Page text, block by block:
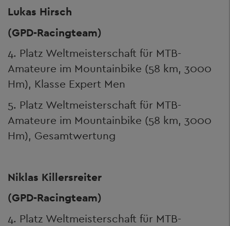
Lukas Hirsch
(GPD-Racingteam)
4. Platz Weltmeisterschaft für MTB-
Amateure im Mountainbike (58 km, 3000
Hm), Klasse Expert Men
5. Platz Weltmeisterschaft für MTB-
Amateure im Mountainbike (58 km, 3000
Hm), Gesamtwertung
Niklas Killersreiter
(GPD-Racingteam)
4. Platz Weltmeisterschaft für MTB-